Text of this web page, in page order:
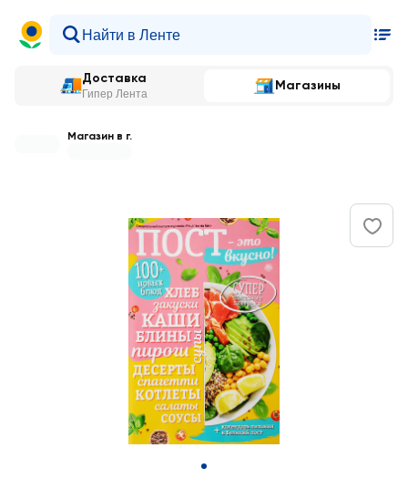
Доставка
Гипер Лента
Магазины
Магазин в г.